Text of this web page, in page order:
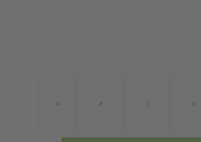
A B C D